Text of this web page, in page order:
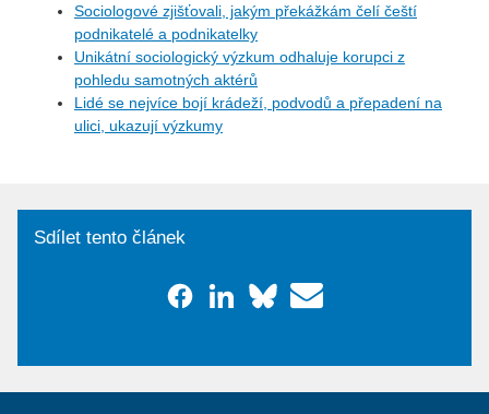
Sociologové zjišťovali, jakým překážkám čelí čeští
podnikatelé a podnikatelky
Unikátní sociologický výzkum odhaluje korupci z
pohledu samotných aktérů
Lidé se nejvíce bojí krádeží, podvodů a přepadení na
ulici, ukazují výzkumy
Sdílet tento článek